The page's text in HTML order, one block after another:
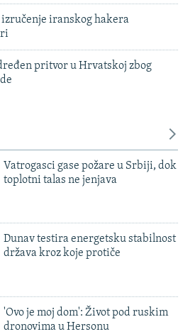
izručenje iranskog hakera
pritvor u Hrvatskoj zbog
Vatrogasci gase požare u Srbiji, dok
toplotni talas ne jenjava
Dunav testira energetsku stabilnost
država kroz koje protiče
'Ovo je moj dom': Život pod ruskim
dronovima u Hersonu